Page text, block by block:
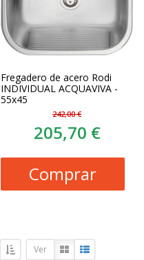
Fregadero de acero Rodi
INDIVIDUAL ACQUAVIVA -
55x45
242,00 €
205,70 €
Comprar
Ver